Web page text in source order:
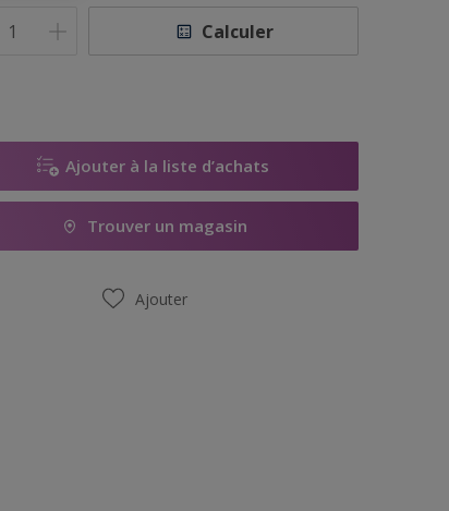
Calculer
Ajouter à la liste d’achats
Trouver un magasin
Ajouter